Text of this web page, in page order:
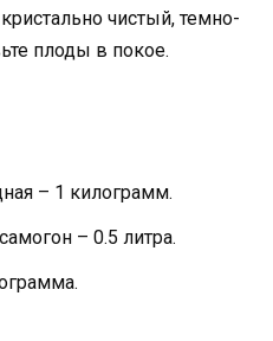
чистый, темно-
плоды в покое.
– 1 килограмм.
– 0.5 литра.